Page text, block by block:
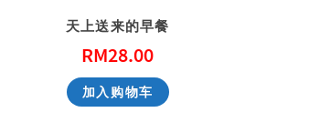
天上送来的早餐
RM28.00
加入购物车